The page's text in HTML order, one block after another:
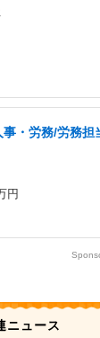
・労務/労務担
円
ニュース